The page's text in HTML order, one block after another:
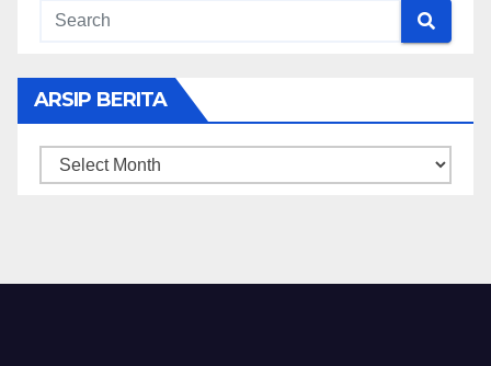
ARSIP BERITA
ARSIP